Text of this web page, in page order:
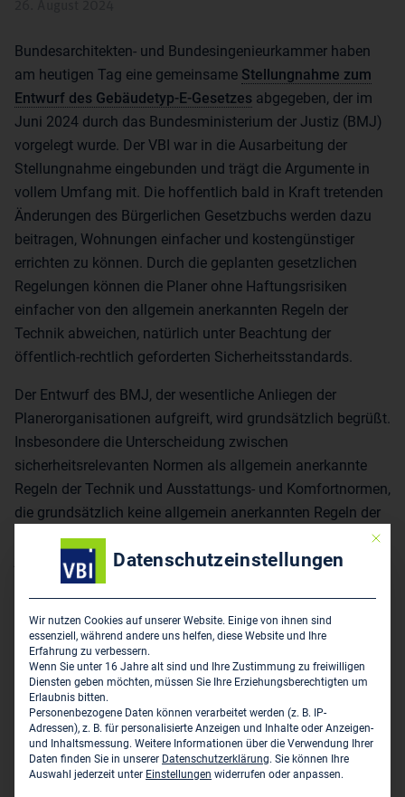
Bundesarchitekten- und Bundesingenieurkammer haben
am heutigen Tag eine gemeinsame Stellungnahme zum
Entwurf des Gebäudetyp-E-Gesetzes abgegeben, der im
Juni 2024 durch das Bundesministerium der Justiz (BMJ)
vorgelegt wurde. Der VBI war in die Ausarbeitung der
Stellungnahme eingebunden und trägt die Argumente in
vollem Umfang mit. Die hoffentlich bald in Kraft tretenden
Änderungen des Bürgerlichen Gesetzbuchs werden dazu
beitragen, Wohnungen einfacher und kostengünstiger
errichten zu können. Durch die geplanten gesetzlichen
Regelungen können die Planer ohne Haftungsrisiken
einfacher von den allgemein anerkannten Regeln der
Technik abweichen, natürlich unter Beachtung der
öffentlich-rechtlich geforderten Sicherheitsstandards.
Der Entwurf des BMJ, der wesentliche Anliegen der
Planerorganisationen aufgreift, wird grundsätzlich begrüßt.
Insbesondere die Unterscheidung zwischen
sicherheitsrelevanten Normen als allgemein anerkannte
Regeln der Technik und Ausstattungs- und Komfortnormen,
die grundsätzlich keine allgemein anerkannten Regeln der
Technik mehr sein sollen, wird unterstützt. Dazu sollte
jedoch definiert werden, welche sicherheitsrelevanten
Normen und Vorschriften allgemein anerkannte Regeln der
Abweichung künftig nicht nur für Gebäudebauverträge,
sondern generell für alle Bauverträge eröffnet werden, um
alle für den Ingenieurbau wesentlichen Projekte in den
Anwendungsbereich des Gesetzes einzubeziehen.
Das Gesetzgebungsvorhaben ist ein Signal an die
Planungs- und Bauwirtschaft, dass die Bundesregierung
die Rahmenbedingungen schaffen möchte, um
Mit
Datenschutzeinstellungen
Wir nutzen Cookies auf unserer Website. Einige von ihnen sind
essenziell, während andere uns helfen, diese Website und Ihre
Erfahrung zu verbessern.
Wenn Sie unter 16 Jahre alt sind und Ihre Zustimmung zu freiwilligen
Diensten geben möchten, müssen Sie Ihre Erziehungsberechtigten um
Erlaubnis bitten.
Personenbezogene Daten können verarbeitet werden (z. B. IP-
Adressen), z. B. für personalisierte Anzeigen und Inhalte oder Anzeigen-
und Inhaltsmessung. Weitere Informationen über die Verwendung Ihrer
Daten finden Sie in unserer Datenschutzerklärung. Sie können Ihre
Auswahl jederzeit unter Einstellungen widerrufen oder anpassen.